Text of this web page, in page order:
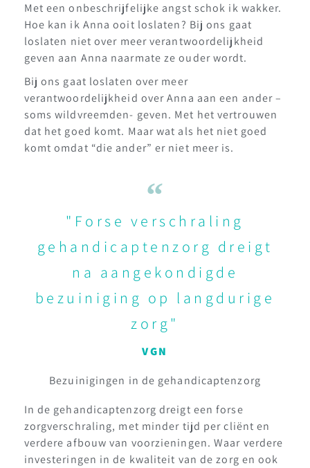
Met een onbeschrijfelijke angst schok ik wakker.
Hoe kan ik Anna ooit loslaten? Bij ons gaat
loslaten niet over meer verantwoordelijkheid
geven aan Anna naarmate ze ouder wordt.
Bij ons gaat loslaten over meer
verantwoordelijkheid over Anna aan een ander –
soms wildvreemden- geven. Met het vertrouwen
dat het goed komt. Maar wat als het niet goed
komt omdat “die ander” er niet meer is.
"Forse verschraling
gehandicaptenzorg dreigt
na aangekondigde
bezuiniging op langdurige
zorg"
VGN
Bezuinigingen in de gehandicaptenzorg
In de gehandicaptenzorg dreigt een forse
zorgverschraling, met minder tijd per cliënt en
verdere afbouw van voorzieningen. Waar verdere
investeringen in de kwaliteit van de zorg en ook